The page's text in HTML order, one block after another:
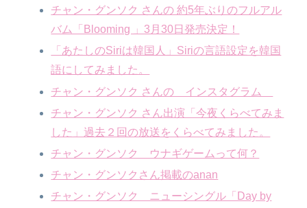
チャン・グンソク さんの 約5年ぶりのフルアル
バム「Blooming 」3月30日発売決定！
「あたしのSiriは韓国人」Siriの言語設定を韓国
語にしてみました。
チャン・グンソク さんの インスタグラム
チャン・グンソク さん出演「今夜くらべてみま
した」過去２回の放送をくらべてみました。
チャン・グンソク ウナギゲームって何？
チャン・グンソクさん掲載のanan
チャン・グンソク ニューシングル「Day by